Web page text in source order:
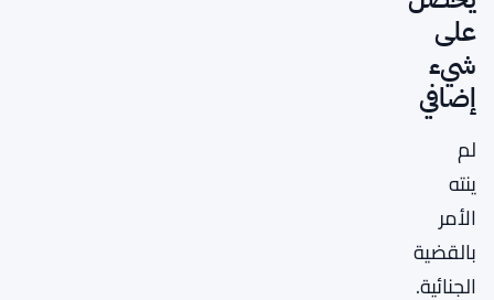
على
شيء
إضافي
لم
ينته
الأمر
بالقضية
الجنائية.